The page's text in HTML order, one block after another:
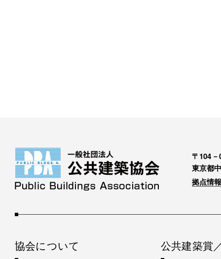
〒104－
東京都
拠点情
協会について 公共建築賞